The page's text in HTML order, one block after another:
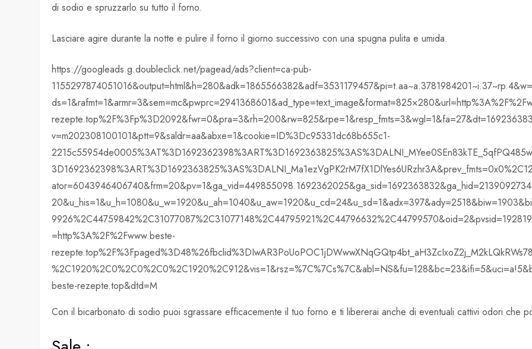
di sodio e spruzzarlo su tutto il forno.
Lasciare agire durante la notte e pulire il forno il giorno successivo con una spugna pulita e umida.
https://googleads.g.doubleclick.net/pagead/ads?client=ca-pub-
v=m202308100101&ptt=9&saldr=aa&abxe=1&cookie=ID%3Dc95331dc68b655c1-
=http%3A%2F%2Fwww.beste-
beste-rezepte.top&dtd=M
Con il bicarbonato di sodio puoi sgrassare efficacemente il tuo forno e ti libererai anche di eventuali cattivi odori che